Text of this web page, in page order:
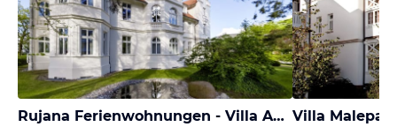
Rujana Ferienwohnungen - Villa Aesculap